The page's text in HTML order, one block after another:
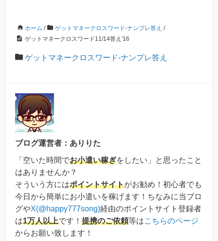
ホーム / ゲットマネークロスワード-ナンプレ答え /
ゲットマネークロスワード11/14答え'16
ゲットマネークロスワード-ナンプレ答え
ブログ運営者：ありりた
「空いた時間でお小遣い稼ぎをしたい」と思ったこと
はありませんか？
そういう方にはポイントサイトがお勧め！初心者でも
今日から簡単にお小遣いを稼げます！ちなみに当ブロ
グやX(@happy777song)経由のポイントサイト登録者
は1万人以上です！ 提携のご依頼等はこちらのページ
からお願い致します！